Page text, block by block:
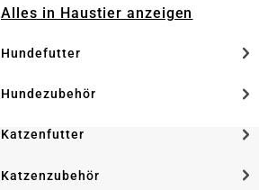
Alles in Haustier anzeigen
Hundefutter
Hundezubehör
Katzenfutter
Katzenzubehör